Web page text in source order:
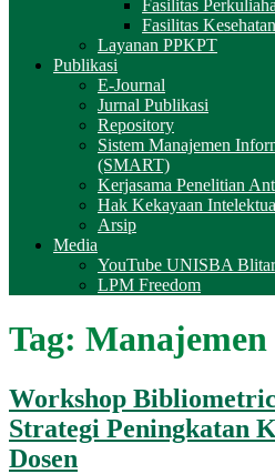
Fasilitas
Fasilitas Kesehatan
Layanan PPKPT
Publikasi
E-Journal
Jurnal Publikasi
Repository
Sistem Manajemen
(SMART)
Kerjasama Penelitian
Hak Kekayaan
Arsip
Media
YouTube UNISBA Blitar
LPM Freedom
Tag: Manajemen
Workshop
Strategi Peningkatan
Dosen